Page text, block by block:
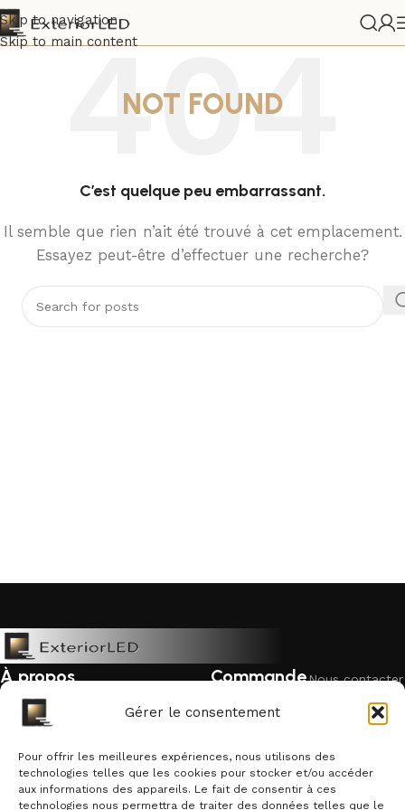
Gérer le consentement
Pour offrir les meilleures expériences, nous utilisons des
technologies telles que les cookies pour stocker et/ou accéder
aux informations des appareils. Le fait de consentir à ces
technologies nous permettra de traiter des données telles que le
Skip to navigation
Skip to main content
NOT FOUND
C’est quelque peu embarrassant.
Il semble que rien n’ait été trouvé à cet emplacement.
Essayez peut-être d’effectuer une recherche?
À propos
Mentions légales
Qui sommes-nous ?
Commande
Livraison &
retour
Garantie &
remboursement
Suivre une
Nous contacter
Politique de